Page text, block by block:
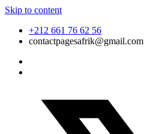
Skip to content
+212 661 76 62 56
contactpagesafrik@gmail.com